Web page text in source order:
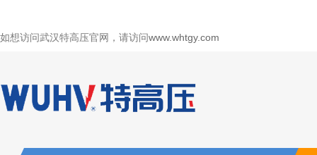
如想访问武汉特高压官网，请访问www.whtgy.com